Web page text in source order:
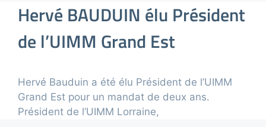
Hervé BAUDUIN élu Président
de l’UIMM Grand Est
Hervé Bauduin a été élu Président de l’UIMM
Grand Est pour un mandat de deux ans.
Président de l’UIMM Lorraine,